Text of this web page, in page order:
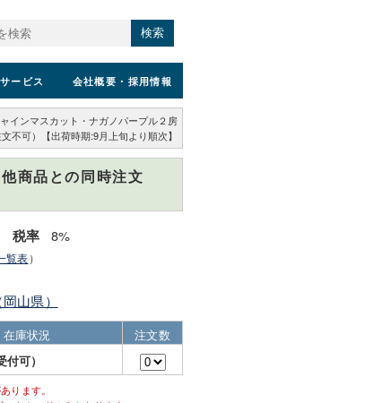
検索
ービス 会社概要 ・採用情報
インマスカット・ナガノパープル２房
不可）【出荷時期:9月上旬より順次】
商品との同時注文
税率 8%
覧表）
山県）
在庫状況
注文数
可）
ります。